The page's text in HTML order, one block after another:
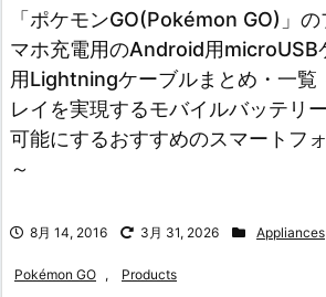
「ポケモンGO(Pokémon GO)」
マホ充電用のAndroid用microUSB
用Lightningケーブルまとめ・一覧
レイを実現するモバイルバッテリ
可能にするおすすめのスマートフ
～
8月 14, 2016 3月 31, 2026 Appliances
Pokémon GO , Products